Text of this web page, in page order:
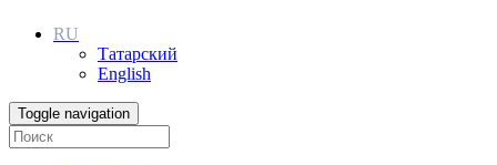
RU
Татарский
English
Toggle navigation